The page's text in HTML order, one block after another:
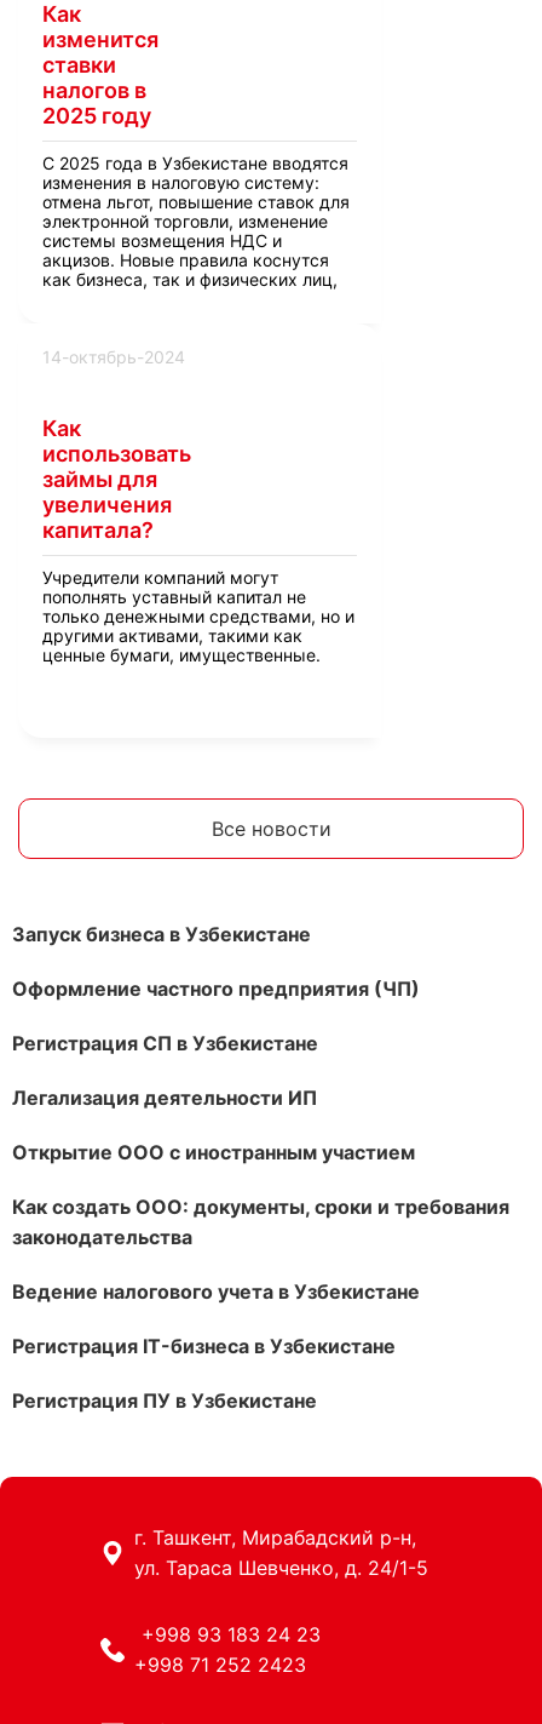
Как
изменится
ставки
налогов в
2025 году
С 2025 года в Узбекистане вводятся
изменения в налоговую систему:
отмена льгот, повышение ставок для
электронной торговли, изменение
системы возмещения НДС и
акцизов. Новые правила коснутся
как бизнеса, так и физических лиц,
14-октябрь-2024
Как
использовать
займы для
увеличения
капитала?
Учредители компаний могут
пополнять уставный капитал не
только денежными средствами, но и
другими активами, такими как
ценные бумаги, имущественные.
Все новости
Запуск бизнеса в Узбекистане
Оформление частного предприятия (ЧП)
Регистрация СП в Узбекистане
Легализация деятельности ИП
Открытие ООО с иностранным участием
Как создать ООО: документы, сроки и требования
законодательства
Ведение налогового учета в Узбекистане
Регистрация IT-бизнеса в Узбекистане
Регистрация ПУ в Узбекистане
г. Ташкент, Мирабадский р-н,
ул. Тараса Шевченко, д. 24/1-5
+998 93 183 24 23
+998 71 252 2423